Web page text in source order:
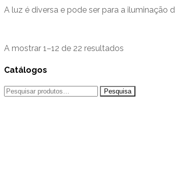
A luz é diversa e pode ser para a iluminação
A mostrar 1–12 de 22 resultados
Catálogos
Pesquisar
por: